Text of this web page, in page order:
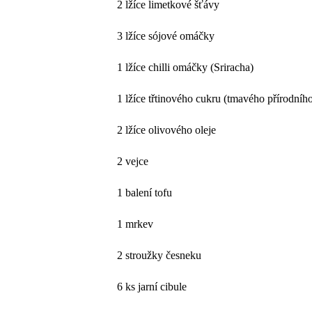
2 lžíce limetkové šťávy
3 lžíce sójové omáčky
1 lžíce chilli omáčky (Sriracha)
1 lžíce třtinového cukru (tmavého
2 lžíce olivového oleje
2 vejce
1 balení tofu
1 mrkev
2 stroužky česneku
6 ks jarní cibule